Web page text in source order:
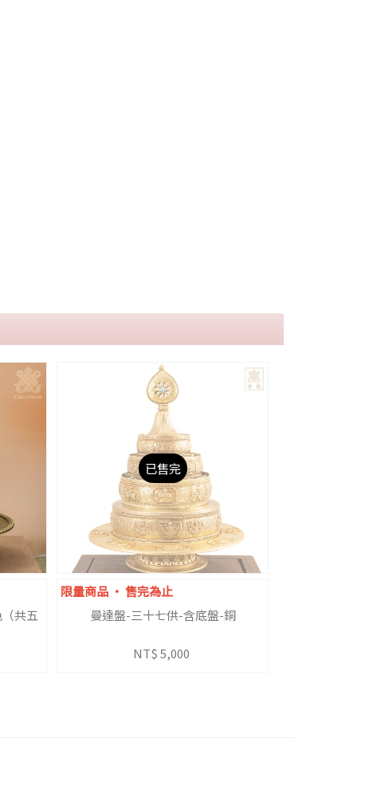
共五
已售完
限量商品 ‧ 售完為止
曼達盤-三十七供-含底盤-銅
NT$ 5,000